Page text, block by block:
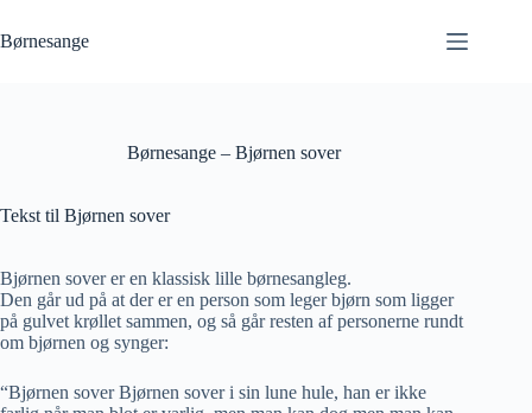
til
indhold
Børnesange
Børnesange – Bjørnen sover
Tekst til Bjørnen sover
Bjørnen sover er en klassisk lille børnesangleg.
Den går ud på at der er en person som leger bjørn som ligger
på gulvet krøllet sammen, og så går resten af personerne rundt
om bjørnen og synger:
“Bjørnen sover Bjørnen sover i sin lune hule, han er ikke